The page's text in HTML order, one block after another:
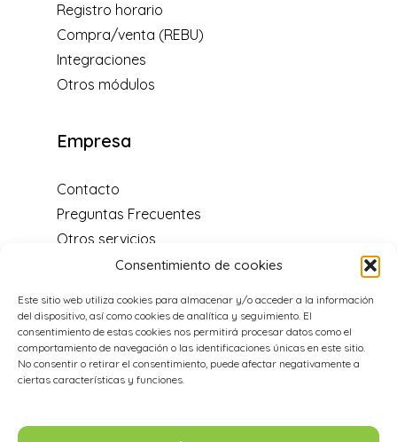
Consentimiento de cookies
Este sitio web utiliza cookies para almacenar y/o acceder a la información
del dispositivo, así como cookies de analítica y seguimiento. El
consentimiento de estas cookies nos permitirá procesar datos como el
comportamiento de navegación o las identificaciones únicas en este sitio.
No consentir o retirar el consentimiento, puede afectar negativamente a
ciertas características y funciones.
Registro horario
Compra/venta (REBU)
Integraciones
Otros módulos
Empresa
Contacto
Preguntas Frecuentes
Otros servicios
Distribuidores y programa de
recomendación
Acerca de nosotros
Aviso legal